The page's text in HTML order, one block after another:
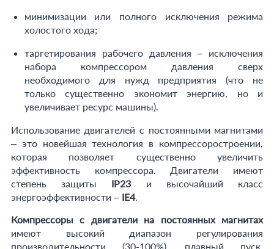
минимизации или полного исключения режима
холостого хода;
таргетирования рабочего давления – исключения
набора компрессором давления сверх
необходимого для нужд предприятия (что не
только существенно экономит энергию, но и
увеличивает ресурс машины).
Использование двигателей с постоянными магнитами
– это новейшая технология в компрессоростроении,
которая позволяет существенно увеличить
эффективность компрессора. Двигатели имеют
степень защиты IP23 и высочайший класс
энергоэффективности – IE4.
Компрессоры с двигатели на постоянных магнитах
имеют высокий диапазон регулирования
производительности (30-100%), плавный пуск,